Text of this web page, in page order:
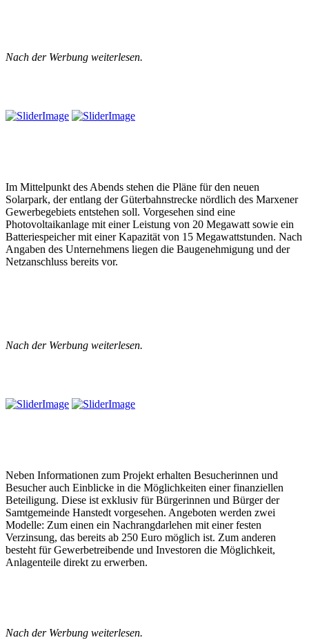
Nach der Werbung weiterlesen.
Im Mittelpunkt des Abends stehen die Pläne für den neuen
Solarpark, der entlang der Güterbahnstrecke nördlich des Marxener
Gewerbegebiets entstehen soll. Vorgesehen sind eine
Photovoltaikanlage mit einer Leistung von 20 Megawatt sowie ein
Batteriespeicher mit einer Kapazität von 15 Megawattstunden. Nach
Angaben des Unternehmens liegen die Baugenehmigung und der
Netzanschluss bereits vor.
Nach der Werbung weiterlesen.
Neben Informationen zum Projekt erhalten Besucherinnen und
Besucher auch Einblicke in die Möglichkeiten einer finanziellen
Beteiligung. Diese ist exklusiv für Bürgerinnen und Bürger der
Samtgemeinde Hanstedt vorgesehen. Angeboten werden zwei
Modelle: Zum einen ein Nachrangdarlehen mit einer festen
Verzinsung, das bereits ab 250 Euro möglich ist. Zum anderen
besteht für Gewerbetreibende und Investoren die Möglichkeit,
Anlagenteile direkt zu erwerben.
Nach der Werbung weiterlesen.